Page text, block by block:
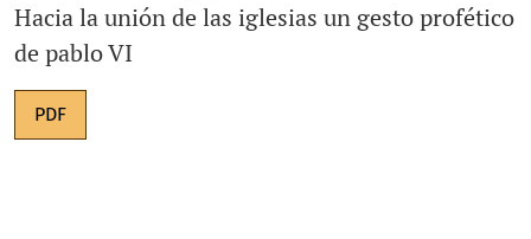
Hacia la unión de las iglesias un gesto profético
de pablo VI
PDF